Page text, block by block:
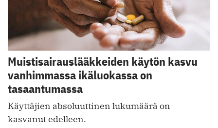
Muistisairauslääkkeiden käytön kasvu
vanhimmassa ikäluokassa on
tasaantumassa
Käyttäjien absoluuttinen lukumäärä on
kasvanut edelleen.